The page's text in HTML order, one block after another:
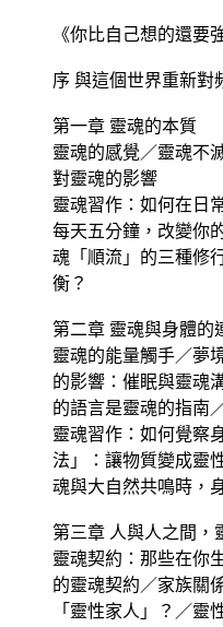
《你比自己想的還要
序 與這個世界重新對
第一章 靈魂的本質
靈魂的感覺／靈魂不
對靈魂的影響
靈魂習作：如何在日
每天五分鐘，改變你
魂「順流」的三種修
衡？
第二章 靈魂與身體的
靈魂的能量觸手／夢
的影響：催眠與靈魂
的語言是靈魂的指南
靈魂習作：如何覺察
法」：讓物質變成靈
魂與大自然共鳴時，
第三章 人與人之間，
靈魂契約：那些在你
的靈魂契約／家族關
「靈性家人」？／